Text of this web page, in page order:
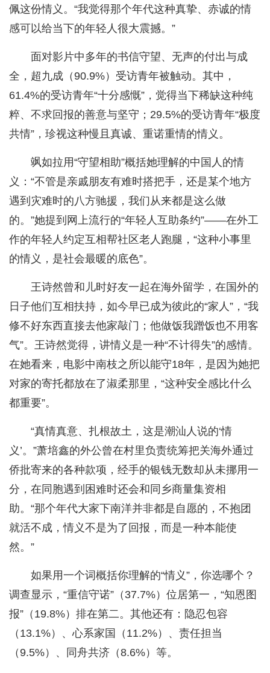
佩这份情义。“我觉得那个年代这种真挚、赤诚的情
感可以给当下的年轻人很大震撼。”
面对影片中多年的书信守望、无声的付出与成
全，超九成（90.9%）受访青年被触动。其中，
61.4%的受访青年“十分感慨”，觉得当下稀缺这种纯
粹、不求回报的善意与坚守；29.5%的受访青年“极度
共情”，珍视这种慢且真诚、重诺重情的情义。
飒如拉用“守望相助”概括她理解的中国人的情
义：“不管是亲戚朋友有难时搭把手，还是某个地方
遇到灾难时的八方驰援，我们从来都是这么做
的。”她提到网上流行的“年轻人互助条约”——在外工
作的年轻人约定互相帮社区老人跑腿，“这种小事里
的情义，是社会最暖的底色”。
王诗然曾和儿时好友一起在海外留学，在国外的
日子他们互相扶持，如今早已成为彼此的“家人”，“我
修不好东西直接去他家敲门；他做饭我蹭饭也不用客
气”。王诗然觉得，讲情义是一种“不计得失”的感情。
在她看来，电影中南枝之所以能守18年，是因为她把
对家的寄托都放在了淑柔那里，“这种安全感比什么
都重要”。
“真情真意、扎根故土，这是潮汕人说的‘情
义’。”萧培鑫的外公曾在村里负责统筹把关海外通过
侨批寄来的各种款项，经手的银钱无数却从未挪用一
分，在同胞遇到困难时还会和同乡商量集资相
助。“那个年代大家下南洋并非都是自愿的，不抱团
就活不成，情义不是为了回报，而是一种本能使
然。”
如果用一个词概括你理解的“情义”，你选哪个？
调查显示，“重信守诺”（37.7%）位居第一，“知恩图
报”（19.8%）排在第二。其他还有：隐忍包容
（13.1%）、心系家国（11.2%）、责任担当
（9.5%）、同舟共济（8.6%）等。